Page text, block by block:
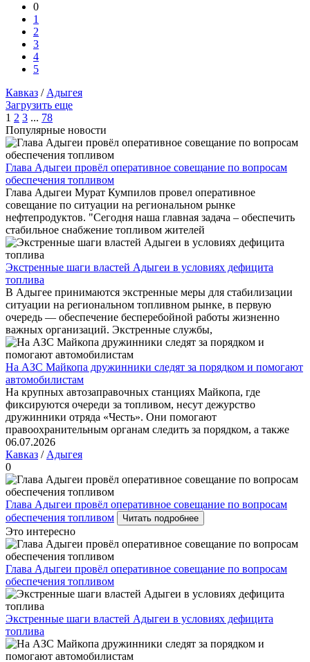
0
1
2
3
4
5
Кавказ / Адыгея
Загрузить еще
1 2 3 ... 78
Популярные новости
Глава Адыгеи провёл оперативное совещание по вопросам
обеспечения топливом
Глава Адыгеи Мурат Кумпилов провел оперативное
совещание по ситуации на региональном рынке
нефтепродуктов. "Сегодня наша главная задача – обеспечить
стабильное снабжение топливом жителей
Экстренные шаги властей Адыгеи в условиях дефицита
топлива
В Адыгее принимаются экстренные меры для стабилизации
ситуации на региональном топливном рынке, в первую
очередь — обеспечение бесперебойной работы жизненно
важных организаций. Экстренные службы,
На АЗС Майкопа дружинники следят за порядком и помогают
автомобилистам
На крупных автозаправочных станциях Майкопа, где
фиксируются очереди за топливом, несут дежурство
дружинники отряда «Честь». Они помогают
правоохранительным органам следить за порядком, а также
06.07.2026
Кавказ / Адыгея
0
Глава Адыгеи провёл оперативное совещание по вопросам
обеспечения топливом
Читать подробнее
Это интересно
Глава Адыгеи провёл оперативное совещание по вопросам
обеспечения топливом
Экстренные шаги властей Адыгеи в условиях дефицита
топлива